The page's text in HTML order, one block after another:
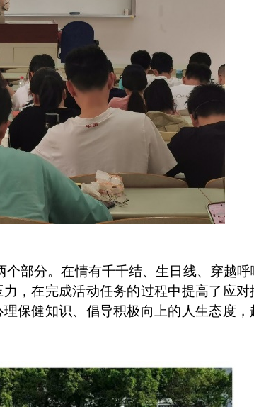
部分。在情有千千结、生日线、穿越
，在完成活动任务的过程中提高了应对
保健知识、倡导积极向上的人生态度，